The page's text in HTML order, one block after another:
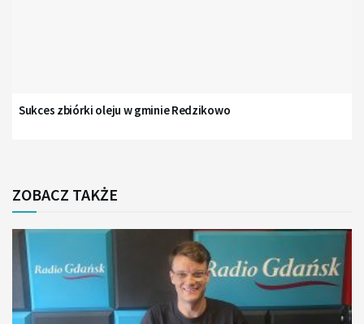
Sukces zbiórki oleju w gminie Redzikowo
ZOBACZ TAKŻE